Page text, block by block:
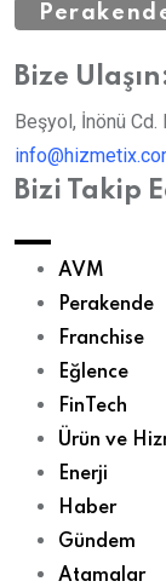
Bize
Beşyol, İnönü
Bizi Takip
AVM
Perakende
Franchise
Eğlence
FinTech
Ürün ve
Enerji
Haber
Gündem
Atamalar